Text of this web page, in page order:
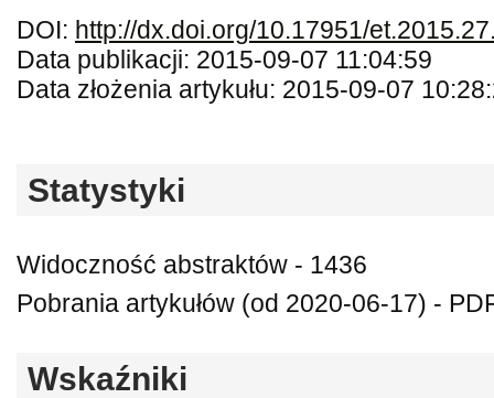
DOI: http://dx.doi.org/10.17951/
Data publikacji: 2015-09-07 11:04:59
Data złożenia artykułu: 2015-09-07
Statystyki
Widoczność abstraktów - 1436
Pobrania artykułów (od 2020-06-17) -
Wskaźniki